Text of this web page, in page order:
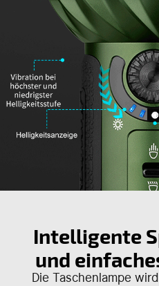
Intelligente
und
Die Taschenlampe